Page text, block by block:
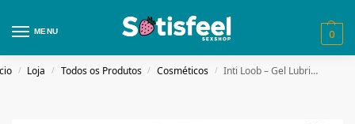
MENU 0
/ Loja / Todos os Produtos / Cosméticos / Inti Loob – Gel Lubrificante Íntimo Neutro Á Base De Água